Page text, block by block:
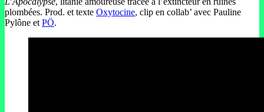
plombées. Prod. et texte Oxytocine, clip en collab’ avec Pauline
Pylône et PÖ.